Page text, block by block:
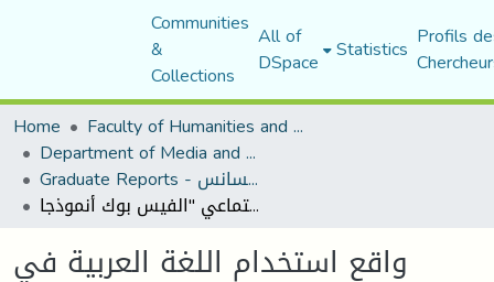
Communities
&
Collections
All of
DSpace Statistics Profils
Home
Faculty of Humanities and Social Sciences
Department of Media and Communication Studies
Graduate Reports - تقارير الليسانس
واقع استخدام اللغة العربية في مواقع التواصل الاجتماعي "الفيس بوك أنموذجا"
واقع استخدام اللغة العربية في